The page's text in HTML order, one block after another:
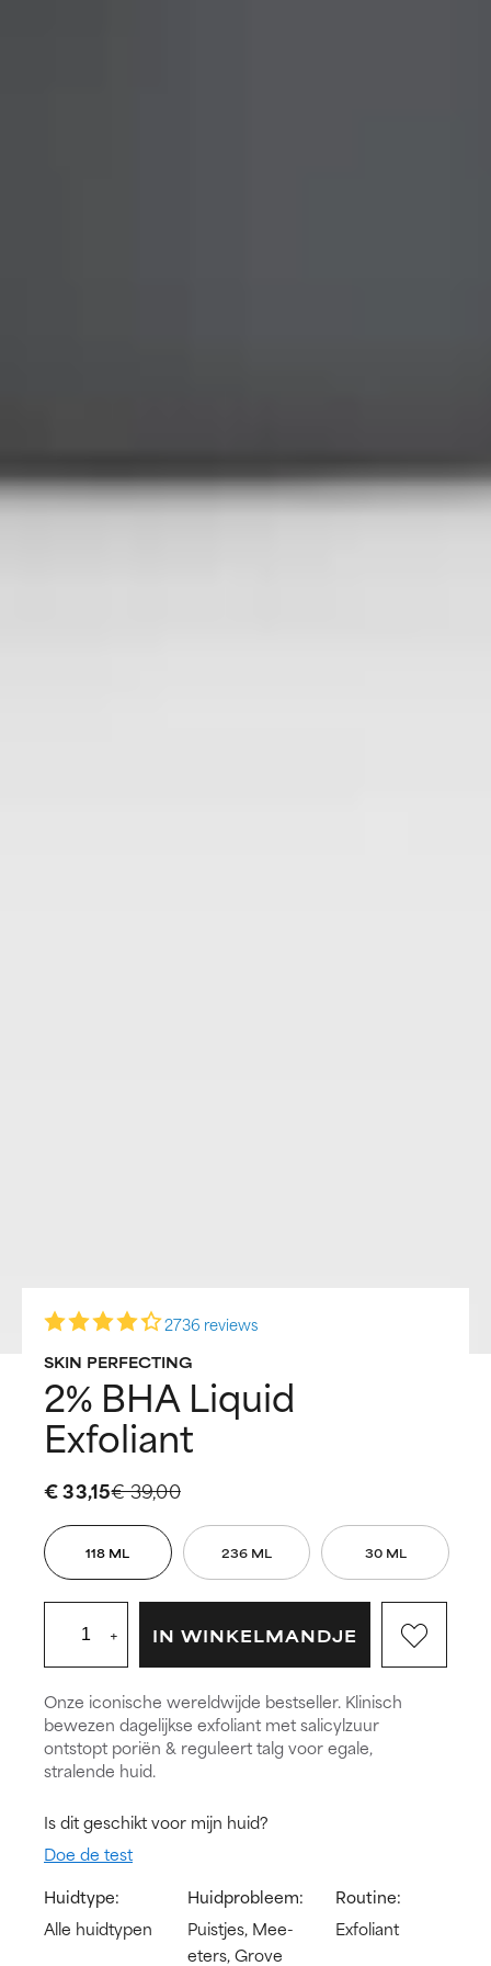
2736 reviews
SKIN PERFECTING
2% BHA Liquid
Exfoliant
€ 39,00
€ 33,15
Onze iconische wereldwijde bestseller. Klinisch
bewezen dagelijkse exfoliant met salicylzuur
ontstopt poriën & reguleert talg voor egale,
stralende huid.
Is dit geschikt voor mijn huid?
Doe de test
Huidtype:
Alle huidtypen
Huidprobleem:
Puistjes, Mee-
eters, Grove
Routine:
Exfoliant
118 ML 236 ML 30 ML
+ IN WINKELMANDJE